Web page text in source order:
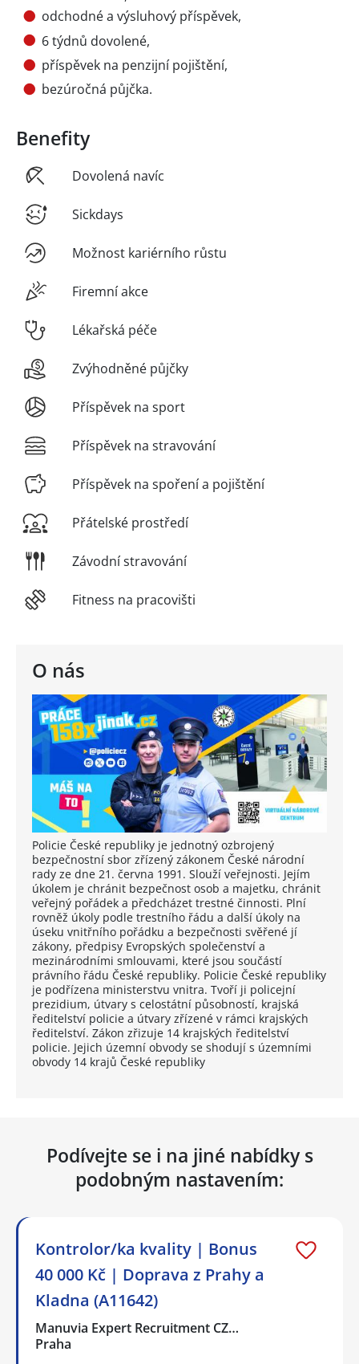
O nás
Policie České republiky je jednotný ozbrojený
bezpečnostní sbor zřízený zákonem České národní
rady ze dne 21. června 1991. Slouží veřejnosti. Jejím
úkolem je chránit bezpečnost osob a majetku, chránit
veřejný pořádek a předcházet trestné činnosti. Plní
rovněž úkoly podle trestního řádu a další úkoly na
úseku vnitřního pořádku a bezpečnosti svěřené jí
zákony, předpisy Evropských společenství a
mezinárodními smlouvami, které jsou součástí
právního řádu České republiky. Policie České republiky
je podřízena ministerstvu vnitra. Tvoří ji policejní
prezidium, útvary s celostátní působností, krajská
ředitelství policie a útvary zřízené v rámci krajských
ředitelství. Zákon zřizuje 14 krajských ředitelství
policie. Jejich územní obvody se shodují s územními
obvody 14 krajů České republiky
odchodné a výsluhový příspěvek,
6 týdnů dovolené,
příspěvek na penzijní pojištění,
bezúročná půjčka.
Benefity
Dovolená navíc
Sickdays
Možnost kariérního růstu
Firemní akce
Lékařská péče
Zvýhodněné půjčky
Příspěvek na sport
Příspěvek na stravování
Příspěvek na spoření a pojištění
Přátelské prostředí
Závodní stravování
Fitness na pracovišti
Podívejte se i na jiné nabídky s
podobným nastavením:
Kontrolor/ka kvality | Bonus
40 000 Kč | Doprava z Prahy a
Kladna (A11642)
Manuvia Expert Recruitment CZ…
Praha